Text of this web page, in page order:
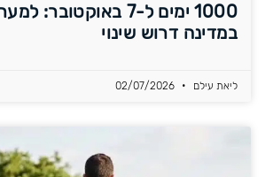
1000 ימים ל-7
במדינה דרוש שינוי
ליאת עילם